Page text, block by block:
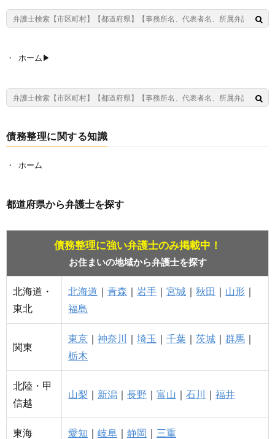
ホーム▶︎
債務整理に関する知識
ホーム
都道府県から弁護士を探す
債務整理に強い弁護士のみ掲載中！
お住まいの地域から弁護士を探す
北海道・
東北
北海道 ｜ 青森 ｜ 岩手 ｜ 宮城 ｜ 秋田 ｜ 山形 ｜
福島
関東
東京 ｜ 神奈川 ｜ 埼玉 ｜ 千葉 ｜ 茨城 ｜ 群馬 ｜
栃木
北陸・甲
信越
山梨 ｜ 新潟 ｜ 長野 ｜ 富山 ｜ 石川 ｜ 福井
東海 愛知 ｜ 岐阜 ｜ 静岡 ｜ 三重